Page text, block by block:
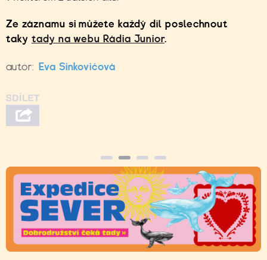
Ze záznamu si můžete každý díl poslechnout
taky tady na webu Rádia Junior.
autor: Eva Sinkovičová